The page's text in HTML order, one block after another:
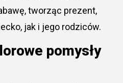
tworząc prezent,
jak i jego rodziców.
pomysły